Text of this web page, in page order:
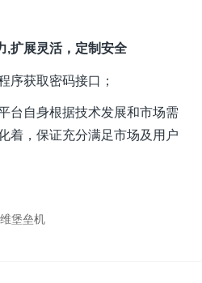
,扩展灵活，定制安全
序获取密码接口；
台自身根据技术发展和市场需
着，保证充分满足市场及用户
堡垒机